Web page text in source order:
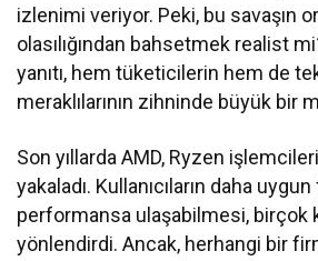
izlenimi veriyor. Peki, bu savaşın
olasılığından bahsetmek realist
yanıtı, hem tüketicilerin hem de
meraklılarının zihninde büyük bir
Son yıllarda AMD, Ryzen
yakaladı. Kullanıcıların daha
performansa ulaşabilmesi, birçok
yönlendirdi. Ancak, herhangi bir